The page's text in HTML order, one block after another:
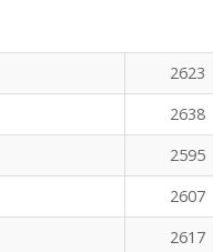
2623
2638
2595
2607
2617